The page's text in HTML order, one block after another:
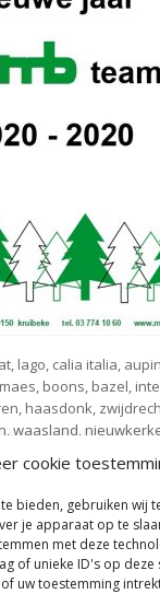
cookie
bieden, gebruiken wij
je apparaat op te
met deze
of unieke ID's op deze
uw toestemming
lago, calia italia,
boons, bazel,
haasdonk,
waasland,
interieur, kast op maat,
newsletter to receive